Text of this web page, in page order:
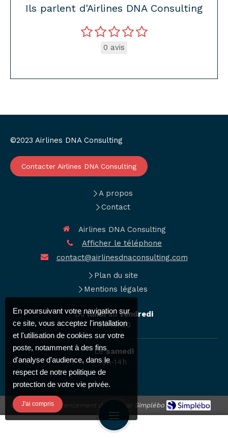
Ils parlent d'Airlines DNA Consulting
0 avis
©2023 Airlines DNA Consulting
Contacter Airlines DNA Consulting
A propos
Contact
Airlines DNA Consulting
Afficher le téléphone
contact@airlinesdnaconsulting.com
Plan du site
Mentions légales
Dulundiauvendredi
9h-19h30
Lesamedi
9h-14h
Création et référencement du site par Simplébo
En poursuivant votre navigation sur
ce site, vous acceptez l'installation
et l'utilisation de cookies sur votre
poste, notamment à des fins
d'analyse d'audience, dans le
respect de notre politique de
protection de votre vie privée.
J'ai compris